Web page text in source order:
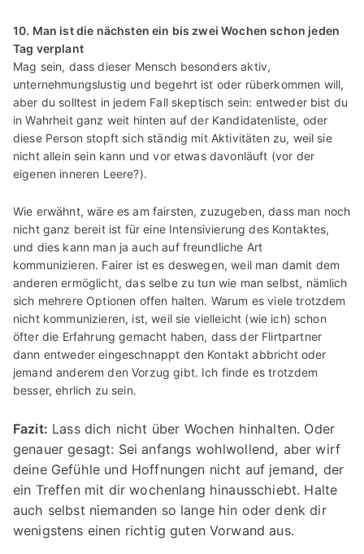
10. Man ist die nächsten ein bis zwei Wochen schon jeden
Tag verplant
Mag sein, dass dieser Mensch besonders aktiv,
unternehmungslustig und begehrt ist oder rüberkommen will,
aber du solltest in jedem Fall skeptisch sein: entweder bist du
in Wahrheit ganz weit hinten auf der Kandidatenliste, oder
diese Person stopft sich ständig mit Aktivitäten zu, weil sie
nicht allein sein kann und vor etwas davonläuft (vor der
eigenen inneren Leere?).
Wie erwähnt, wäre es am fairsten, zuzugeben, dass man noch
nicht ganz bereit ist für eine Intensivierung des Kontaktes,
und dies kann man ja auch auf freundliche Art
kommunizieren. Fairer ist es deswegen, weil man damit dem
anderen ermöglicht, das selbe zu tun wie man selbst, nämlich
sich mehrere Optionen offen halten. Warum es viele trotzdem
nicht kommunizieren, ist, weil sie vielleicht (wie ich) schon
öfter die Erfahrung gemacht haben, dass der Flirtpartner
dann entweder eingeschnappt den Kontakt abbricht oder
jemand anderem den Vorzug gibt. Ich finde es trotzdem
besser, ehrlich zu sein.
Fazit: Lass dich nicht über Wochen hinhalten. Oder
genauer gesagt: Sei anfangs wohlwollend, aber wirf
deine Gefühle und Hoffnungen nicht auf jemand, der
ein Treffen mit dir wochenlang hinausschiebt. Halte
auch selbst niemanden so lange hin oder denk dir
wenigstens einen richtig guten Vorwand aus.